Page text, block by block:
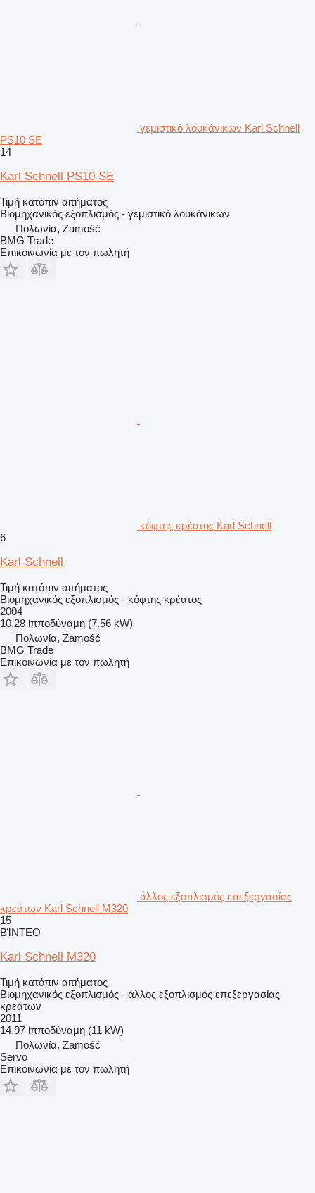
γεμιστικό λουκάνικων Karl Schnell
PS10 SE
14
Karl Schnell PS10 SE
Τιμή κατόπιν αιτήματος
Βιομηχανικός εξοπλισμός - γεμιστικό λουκάνικων
Πολωνία, Zamość
BMG Trade
Επικοινωνία με τον πωλητή
κόφτης κρέατος Karl Schnell
6
Karl Schnell
Τιμή κατόπιν αιτήματος
Βιομηχανικός εξοπλισμός - κόφτης κρέατος
2004
10.28 ίπποδύναμη (7.56 kW)
Πολωνία, Zamość
BMG Trade
Επικοινωνία με τον πωλητή
άλλος εξοπλισμός επεξεργασίας
κρεάτων Karl Schnell M320
15
ΒΊΝΤΕΟ
Karl Schnell M320
Τιμή κατόπιν αιτήματος
Βιομηχανικός εξοπλισμός - άλλος εξοπλισμός επεξεργασίας
κρεάτων
2011
14.97 ίπποδύναμη (11 kW)
Πολωνία, Zamość
Servo
Επικοινωνία με τον πωλητή